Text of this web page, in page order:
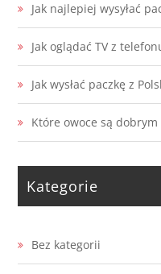
Jak najlepiej wysyłać
Jak oglądać TV z
Jak wysłać paczkę z
Które owoce są
Kategorie
Bez kategorii